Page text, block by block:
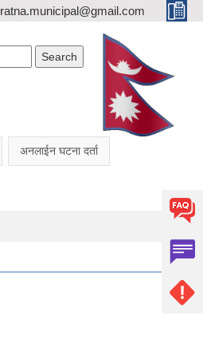
ratna.municipal@gmail.com
अनलाईन घटना दर्ता